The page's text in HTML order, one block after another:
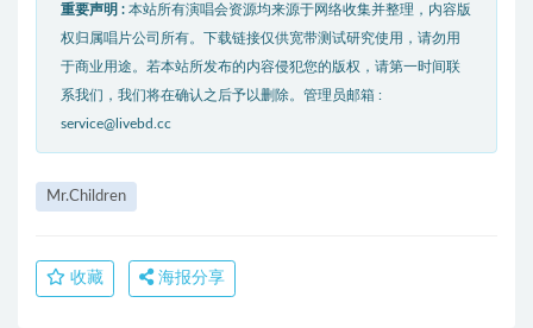
重要声明 : 本站所有演唱会资源均来源于网络收集并整理，内容版
权归属唱片公司所有。下载链接仅供宽带测试研究使用，请勿用
于商业用途。若本站所发布的内容侵犯您的版权，请第一时间联
系我们，我们将在确认之后予以删除。管理员邮箱 :
service@livebd.cc
Mr.Children
收藏 海报分享